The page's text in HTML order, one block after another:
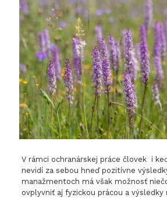
V rámci ochranárskej práce človek i
nevidí za sebou hneď pozitívne
manažmentoch má však možnosť
ovplyvniť aj fyzickou prácou a výsledky